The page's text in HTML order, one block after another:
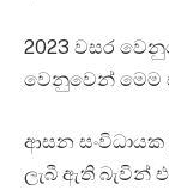
2023 වසර
වෙනුවෙන් මෙම
ආසන
ලැබී ඇති බැවින්